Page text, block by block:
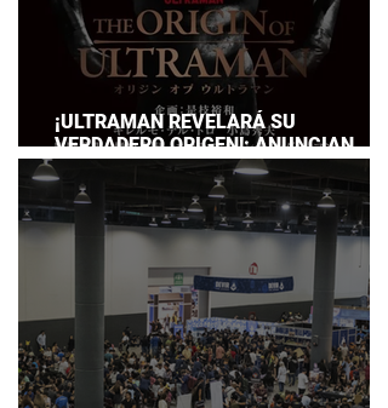
¡ULTRAMAN REVELARÁ SU
VERDADERO ORIGEN!: ANUNCIAN
DOCUMENTAL POR EL 60
ANIVERSARIO DE LA FRANQUICIA